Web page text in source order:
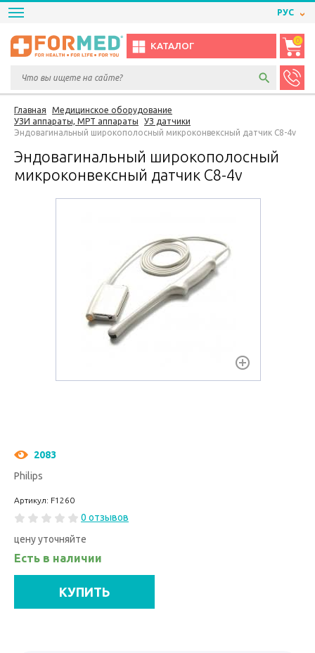
РУС
КАТАЛОГ
0
Главная
Медицинское оборудование
УЗИ аппараты, МРТ аппараты
УЗ датчики
Эндовагинальный широкополосный микроконвексный датчик C8-4v
Эндовагинальный широкополосный
микроконвексный датчик C8-4v
2083
Philips
Артикул: F1260
0 отзывов
цену уточняйте
Есть в наличии
КУПИТЬ